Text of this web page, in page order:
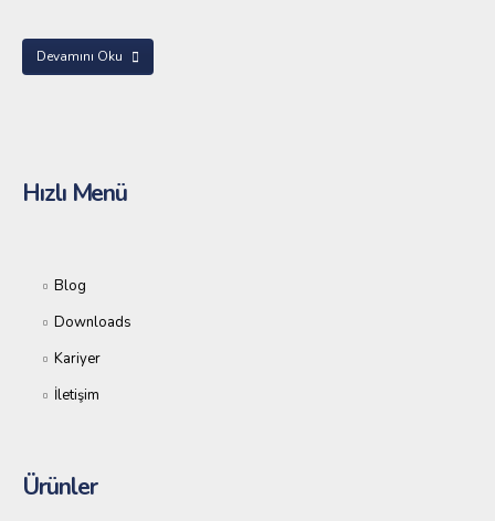
Devamını Oku
Hızlı Menü
Blog
Downloads
Kariyer
İletişim
Ürünler